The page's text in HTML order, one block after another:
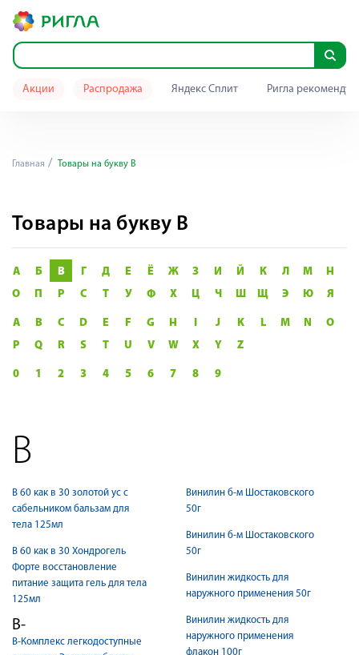
Акции Распродажа Яндекс Сплит Ригла
Главная Товары на букву В
Товары на букву В
А Б В Г Д Е Ё Ж З И Й К Л М
Н
О
П Р С Т У Ф Х Ц Ч Ш Щ Э Ю Я
A B C D E F G H I J K L M N
O
P
Q R S T U V W X Y Z
0 1 2 3 4 5 6 7 8 9
В
В 60 как в 30 золотой ус с
сабельником бальзам для
тела 125мл
В 60 как в 30 Хондрогель
Форте восстановление
питание защита гель для тела
125мл
В-
В-Комплекс легкодоступные
Винилин б-м Шостаковского
50г
Винилин б-м Шостаковского
50г
Винилин жидкость для
наружного применения 50г
Винилин жидкость для
наружного применения
флакон 100г